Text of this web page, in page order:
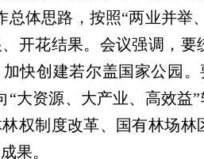
总体思路，按照“两业并
开花结果。会议强调，
快创建若尔盖国家公园
“大资源、大产业、高效
权制度改革、国有林场
果。